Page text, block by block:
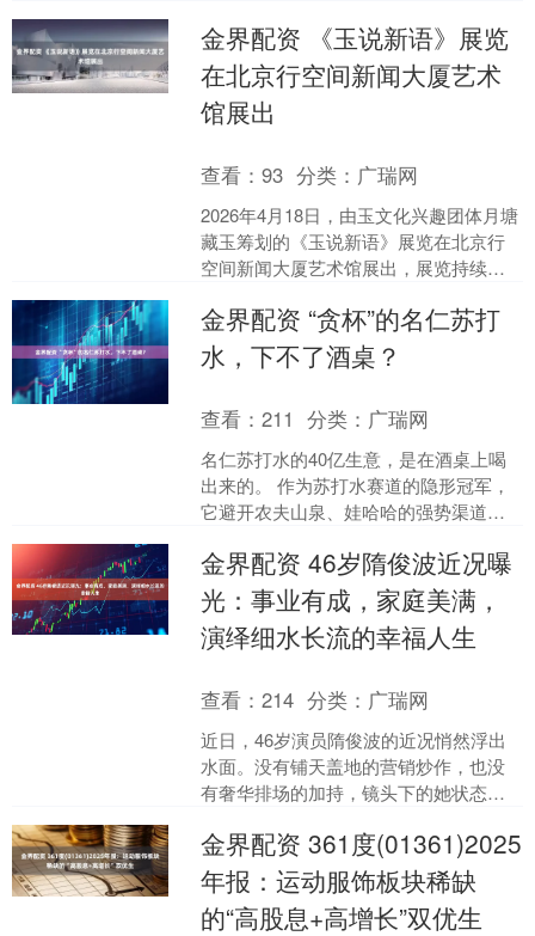
优那不要命的“疯感....
金界配资 《玉说新语》展览
在北京行空间新闻大厦艺术
馆展出
查看：93 分类： 广瑞网
2026年4月18日，由玉文化兴趣团体月塘
藏玉筹划的《玉说新语》展览在北京行
空间新闻大厦艺术馆展出，展览持续到5
好者又多了一....
金界配资 “贪杯”的名仁苏打
水，下不了酒桌？
查看：211 分类： 广瑞网
名仁苏打水的40亿生意，是在酒桌上喝
出来的。 作为苏打水赛道的隐形冠军，
它避开农夫山泉、娃哈哈的强势渠道，
费场景里称王。 ....
金界配资 46岁隋俊波近况曝
光：事业有成，家庭美满，
演绎细水长流的幸福人生
查看：214 分类： 广瑞网
近日，46岁演员隋俊波的近况悄然浮出
水面。没有铺天盖地的营销炒作，也没
有奢华排场的加持，镜头下的她状态松
调质感。她与导演丈夫黄....
金界配资 361度(01361)2025
年报：运动服饰板块稀缺
的“高股息+高增长”双优生